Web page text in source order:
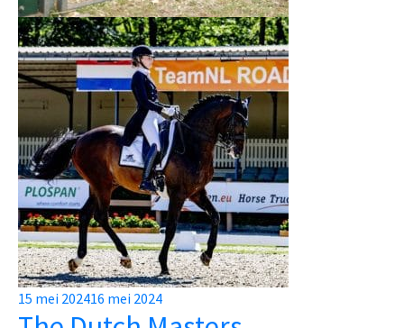
Posted
on
15 mei 202416 mei 2024